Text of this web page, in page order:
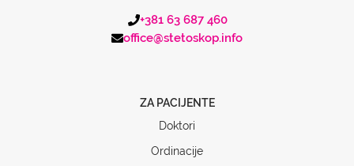
+381 63 687 460
office@stetoskop.info
ZA PACIJENTE
Doktori
Ordinacije